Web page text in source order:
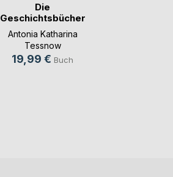
Die
Geschichtsbücher
der Bibel
Antonia Katharina
Tessnow
19,99 € Buch